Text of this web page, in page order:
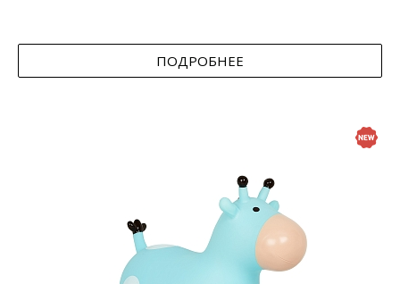
ПОДРОБНЕЕ